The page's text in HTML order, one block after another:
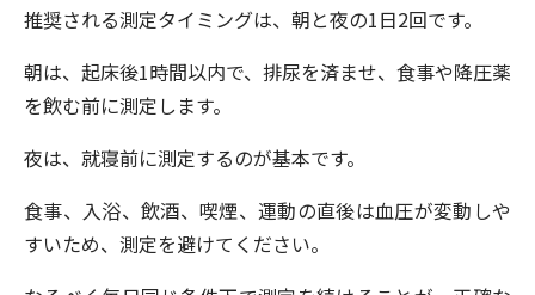
推奨される測定タイミングは、朝と夜の1日2回です。
朝は、起床後1時間以内で、排尿を済ませ、食事や降圧薬
を飲む前に測定します。
夜は、就寝前に測定するのが基本です。
食事、入浴、飲酒、喫煙、運動の直後は血圧が変動しや
すいため、測定を避けてください。